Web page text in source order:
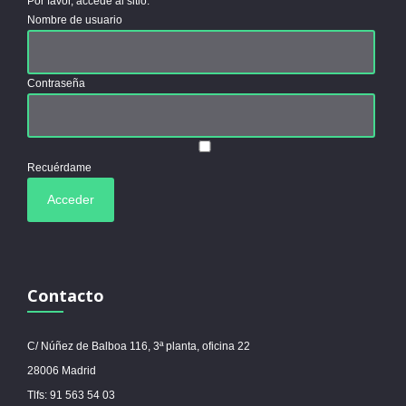
Nombre de usuario
Contraseña
Recuérdame
Contacto
C/ Núñez de Balboa 116, 3ª planta, oficina 22
28006 Madrid
Tlfs: 91 563 54 03